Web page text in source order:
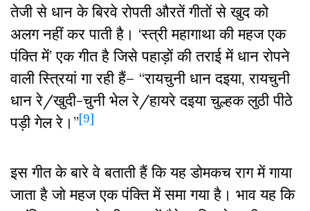
तेजी से धान के बिरवे रोपती औरतें गीतों से खुद को
अलग नहीं कर पाती है। ‘स्त्री महागाथा की महज एक
पंक्ति में’ एक गीत है जिसे पहाड़ों की तराई में धान रोपने
वाली स्त्रियां गा रही हैं– “रायचुनी धान दइया, रायचुनी
धान रे/खुदी-चुनी भेल रे/हायरे दइया चुल्हक लुठी पीठे
पड़ी गेल रे।”[9]
इस गीत के बारे वे बताती हैं कि यह डोमकच राग में गाया
जाता है जो महज एक पंक्ति में समा गया है। भाव यह कि